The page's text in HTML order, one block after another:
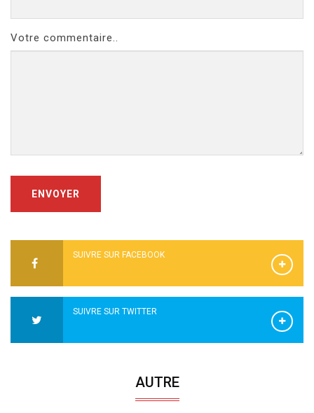
Votre commentaire..
ENVOYER
SUIVRE SUR FACEBOOK
SUIVRE SUR TWITTER
AUTRE